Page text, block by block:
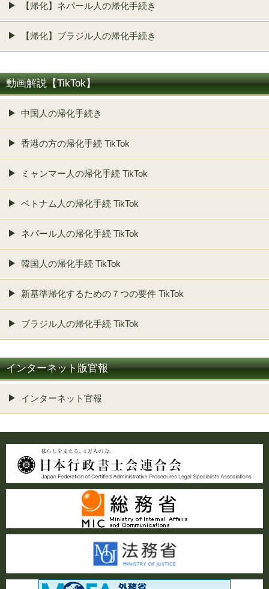
【帰化】ネパール人の帰化手続き
【帰化】ブラジル人の帰化手続き
動画解説【TikTok】
中国人の帰化手続き
香港の方の帰化手続 TikTok
ミャンマー人の帰化手続 TikTok
ベトナム人の帰化手続 TikTok
ネパール人の帰化手続 TikTok
韓国人の帰化手続 TikTok
新基準帰化するための７つの要件 TikTok
ブラジル人の帰化手続 TikTok
インターネット版官報
インターネット官報